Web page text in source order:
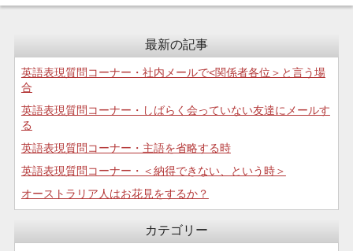
最新の記事
英語表現質問コーナー・社内メールで<関係者各位＞と言う場
合
英語表現質問コーナー・しばらく会っていない友達にメールす
る
英語表現質問コーナー・主語を省略する時
英語表現質問コーナー・＜納得できない、という時＞
オーストラリア人はお花見をするか？
カテゴリー